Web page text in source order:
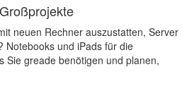
neuen Rechner auszustatten, Server
Notebooks und iPads für die
Sie greade benötigen und planen,